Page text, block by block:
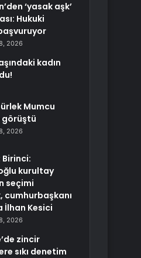
‘yasak aşk’
Hukuki
2026
kadın
Mumcu
görüştü
2026
kurultay
seçimi
cumhurbaşkanı
İlhan Kesici
2026
zincir
sıkı denetim